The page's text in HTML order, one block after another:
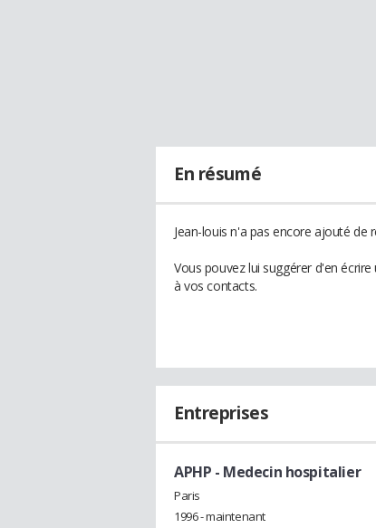
En résumé
Jean-louis n'a pas encore ajouté de
Vous pouvez lui suggérer d'en
à vos contacts.
Entreprises
APHP - Medecin hospitalier
Paris
1996 - maintenant